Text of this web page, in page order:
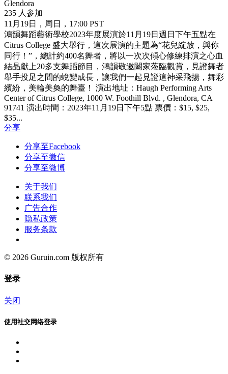
Glendora
235 人参加
11月19日，周日，17:00 PST
鴻韻舞蹈藝術學校2023年度展演於11月19日週日下午五點在
Citrus College 盛大舉行，這次展演的主題為“花兒綻放，與你
同行！”，總計約400名舞者，將以一次次傾心修練排演之心血
結晶獻上20多支舞蹈節目，鴻韻敬邀闔家蒞臨觀賞，見證舞者
舉手投足之間的蛻變成長，讓我們一起見證這神采飛揚，舞彩
繽紛，美輪美奐的舞臺！ 演出地址：Haugh Performing Arts
Center of Citrus College, 1000 W. Foothill Blvd. , Glendora, CA
91741 演出時間：2023年11月19日下午5點 票價：$15, $25,
$35...
分享
分享至Facebook
分享至微信
分享至微博
关于我们
联系我们
广告合作
隐私政策
服务条款
© 2026 Guruin.com 版权所有
登录
关闭
使用社交网络登录